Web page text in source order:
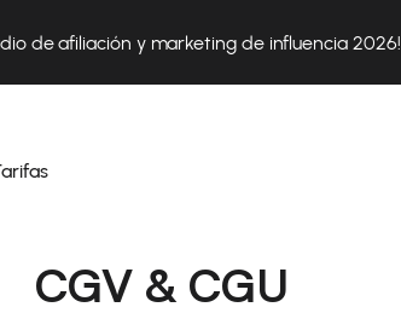
de afiliación y marketing de influencia 2026!
CGV & CGU